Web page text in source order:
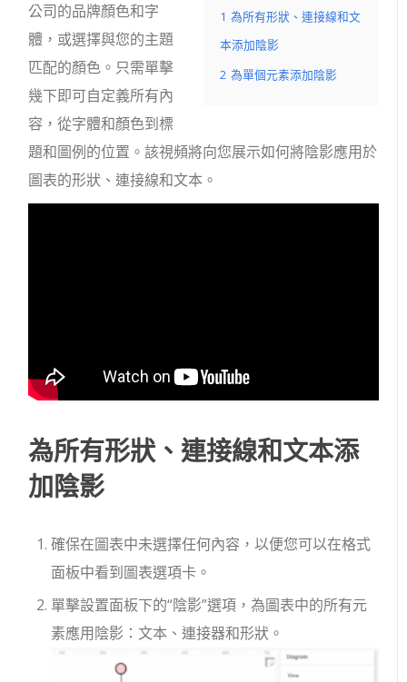
1 為所有形狀、連接線和文
本添加陰影
2 為單個元素添加陰影
公司的品牌顏色和字
體，或選擇與您的主題
匹配的顏色。只需單擊
幾下即可自定義所有內
容，從字體和顏色到標
題和圖例的位置。該視頻將向您展示如何將陰影應用於
圖表的形狀、連接線和文本。
為所有形狀、連接線和文本添
加陰影
確保在圖表中未選擇任何內容，以便您可以在格式
面板中看到圖表選項卡。
單擊設置面板下的“陰影”選項，為圖表中的所有元
素應用陰影：文本、連接器和形狀。